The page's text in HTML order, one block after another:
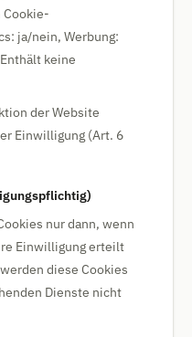
Cookie-
ja/nein, Werbung:
keine
der Website
Einwilligung (Art. 6
nur dann, wenn
Einwilligung erteilt
diese Cookies
Dienste nicht